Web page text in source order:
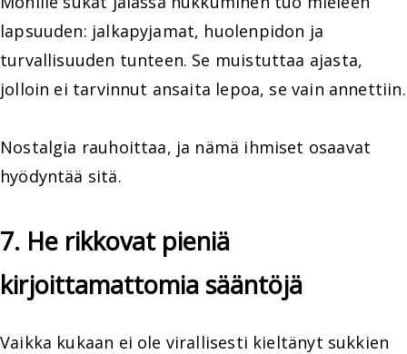
lapsuuden: jalkapyjamat, huolenpidon ja
turvallisuuden tunteen. Se muistuttaa ajasta,
jolloin ei tarvinnut ansaita lepoa, se vain annettiin.
Nostalgia rauhoittaa, ja nämä ihmiset osaavat
hyödyntää sitä.
7. He rikkovat pieniä
kirjoittamattomia sääntöjä
Vaikka kukaan ei ole virallisesti kieltänyt sukkien